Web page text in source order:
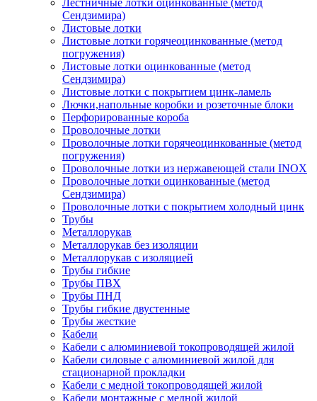
Лестничные лотки оцинкованные (метод
Сендзимира)
Листовые лотки
Листовые лотки горячеоцинкованные (метод
погружения)
Листовые лотки оцинкованные (метод
Сендзимира)
Листовые лотки с покрытием цинк-ламель
Лючки,напольные коробки и розеточные блоки
Перфорированные короба
Проволочные лотки
Проволочные лотки горячеоцинкованные (метод
погружения)
Проволочные лотки из нержавеющей стали INOX
Проволочные лотки оцинкованные (метод
Сендзимира)
Проволочные лотки с покрытием холодный цинк
Трубы
Металлорукав
Металлорукав без изоляции
Металлорукав с изоляцией
Трубы гибкие
Трубы ПВХ
Трубы ПНД
Трубы гибкие двустенные
Трубы жесткие
Кабели
Кабели с алюминиевой токопроводящей жилой
Кабели силовые с алюминиевой жилой для
стационарной прокладки
Кабели с медной токопроводящей жилой
Кабели монтажные с медной жилой